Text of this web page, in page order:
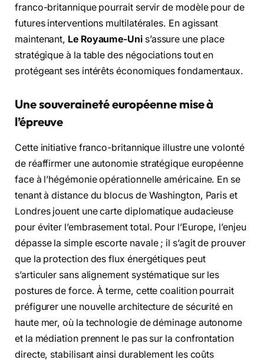
franco-britannique pourrait servir de modèle pour de
futures interventions multilatérales. En agissant
maintenant, Le Royaume-Unis’assure une place
stratégique à la table des négociations tout en
protégeant ses intérêts économiques fondamentaux.
Une souveraineté européenne mise à
l’épreuve
Cette initiative franco-britannique illustre une volonté
de réaffirmer une autonomie stratégique européenne
face à l’hégémonie opérationnelle américaine. En se
tenant à distance du blocus de Washington, Paris et
Londres jouent une carte diplomatique audacieuse
pour éviter l’embrasement total. Pour l’Europe, l’enjeu
dépasse la simple escorte navale ; il s’agit de prouver
que la protection des flux énergétiques peut
s’articuler sans alignement systématique sur les
postures de force. À terme, cette coalition pourrait
préfigurer une nouvelle architecture de sécurité en
haute mer, où la technologie de déminage autonome
et la médiation prennent le pas sur la confrontation
directe, stabilisant ainsi durablement les coûts